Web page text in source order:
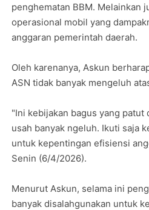
penghematan BBM. Melainkan
operasional mobil yang
anggaran pemerintah daerah.
Oleh karenanya, Askun
ASN tidak banyak mengeluh
"Ini kebijakan bagus yang patut
usah banyak ngeluh. Ikuti saja
untuk kepentingan efisiensi
Senin (6/4/2026).
Menurut Askun, selama ini
banyak disalahgunakan untuk